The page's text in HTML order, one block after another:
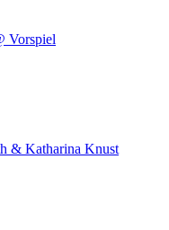
Vorspiel
& Katharina Knust